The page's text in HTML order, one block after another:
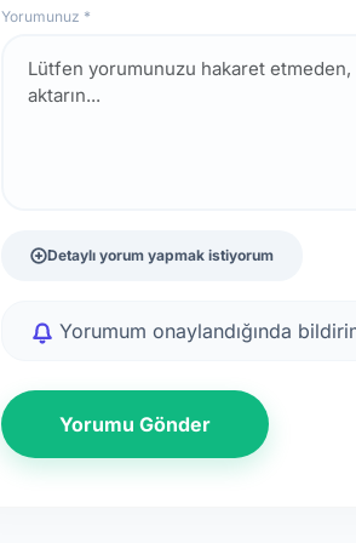
Yorumunuz *
Detaylı yorum yapmak istiyorum
Yorumum onaylandığında
Yorumu Gönder